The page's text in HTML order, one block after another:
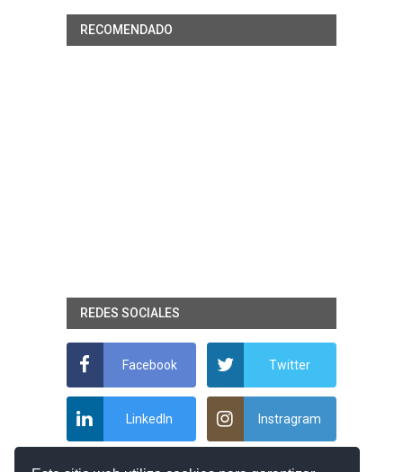
RECOMENDADO
REDES SOCIALES
Facebook Twitter
LinkedIn Instragram